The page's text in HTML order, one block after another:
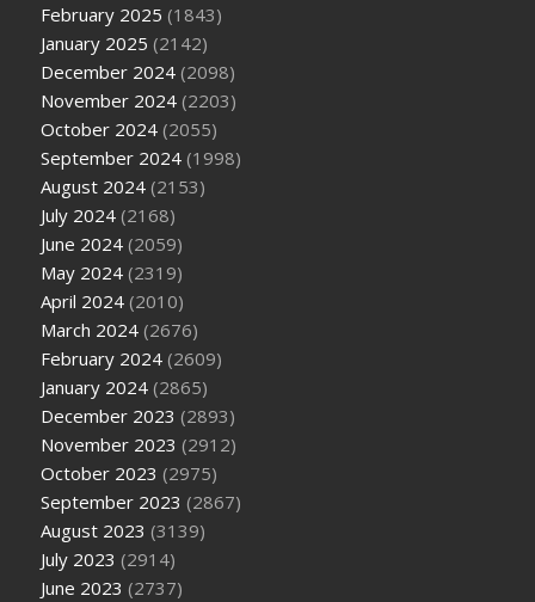
February 2025 (1843)
January 2025 (2142)
December 2024 (2098)
November 2024 (2203)
October 2024 (2055)
September 2024 (1998)
August 2024 (2153)
July 2024 (2168)
June 2024 (2059)
May 2024 (2319)
April 2024 (2010)
March 2024 (2676)
February 2024 (2609)
January 2024 (2865)
December 2023 (2893)
November 2023 (2912)
October 2023 (2975)
September 2023 (2867)
August 2023 (3139)
July 2023 (2914)
June 2023 (2737)